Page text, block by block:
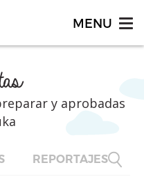
y aprobadas
REPORTAJES